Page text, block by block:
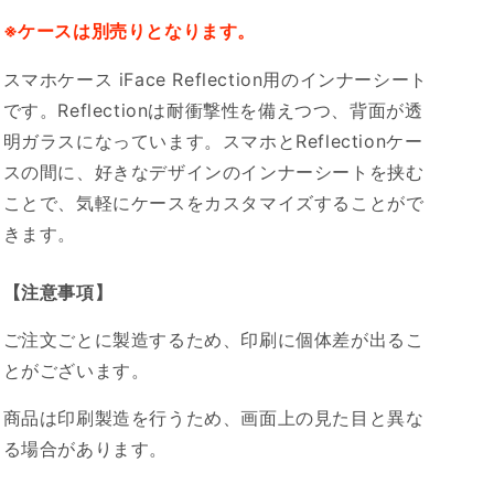
量
減
ら
す
量
増
や
す
※ケースは別売りとなります。
スマホケース iFace Reflection用のインナーシート
です。Reflectionは耐衝撃性を備えつつ、背面が透
明ガラスになっています。スマホとReflectionケー
スの間に、好きなデザインのインナーシートを挟む
ことで、気軽にケースをカスタマイズすることがで
きます。
【注意事項】
ご注文ごとに製造するため、印刷に個体差が出るこ
とがございます。
商品は印刷製造を行うため、画面上の見た目と異な
る場合があります。